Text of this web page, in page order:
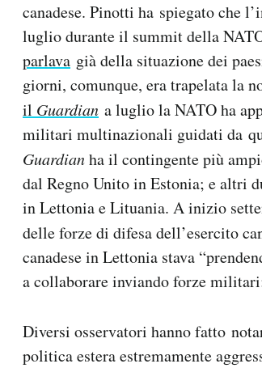
canadese. Pinotti ha spiegato che
luglio durante il summit della
parlava già della situazione dei
giorni, comunque, era trapelata la
il Guardian a luglio la NATO ha
militari multinazionali guidati da
Guardianha il contingente più
dal Regno Unito in Estonia; e altri
in Lettonia e Lituania. A inizio
delle forze di difesa dell’esercito
canadese in Lettonia stava
a collaborare inviando forze
Diversi osservatori hanno fatto
politica estera estremamente